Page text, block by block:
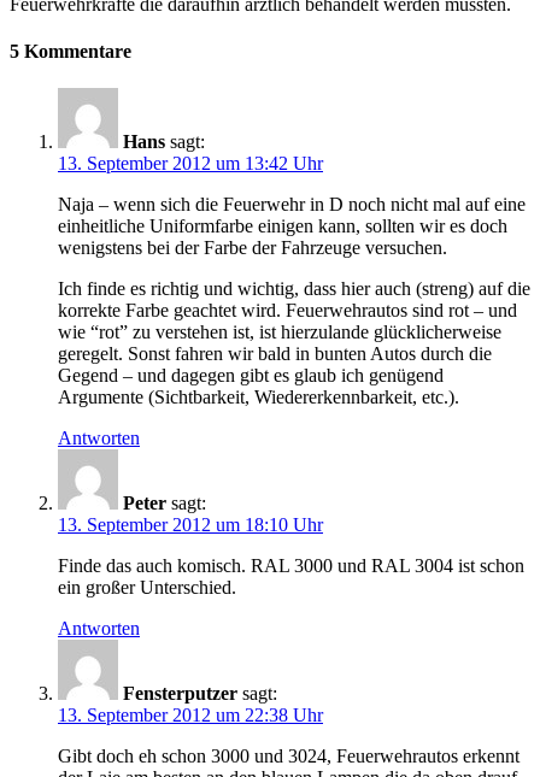
5 Kommentare
Hans sagt:
13. September 2012 um 13:42 Uhr
Naja – wenn sich die Feuerwehr in D noch nicht mal auf eine
einheitliche Uniformfarbe einigen kann, sollten wir es doch
wenigstens bei der Farbe der Fahrzeuge versuchen.
Ich finde es richtig und wichtig, dass hier auch (streng) auf die
korrekte Farbe geachtet wird. Feuerwehrautos sind rot – und
wie “rot” zu verstehen ist, ist hierzulande glücklicherweise
geregelt. Sonst fahren wir bald in bunten Autos durch die
Gegend – und dagegen gibt es glaub ich genügend
Argumente (Sichtbarkeit, Wiedererkennbarkeit, etc.).
Antworten
Peter sagt:
13. September 2012 um 18:10 Uhr
Finde das auch komisch. RAL 3000 und RAL 3004 ist schon
ein großer Unterschied.
Antworten
Fensterputzer sagt:
13. September 2012 um 22:38 Uhr
Gibt doch eh schon 3000 und 3024, Feuerwehrautos erkennt